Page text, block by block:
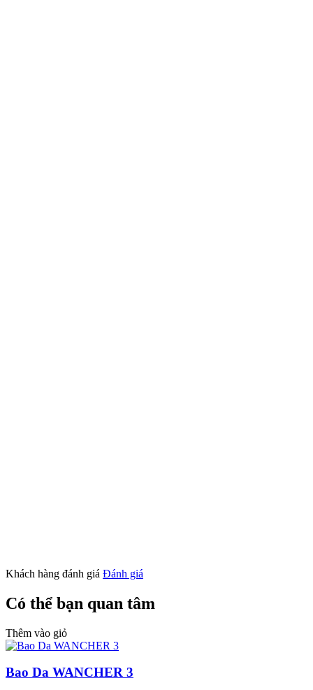
Khách hàng đánh giá Đánh giá
Có thể bạn quan tâm
Thêm vào giỏ
Bao Da WANCHER 3